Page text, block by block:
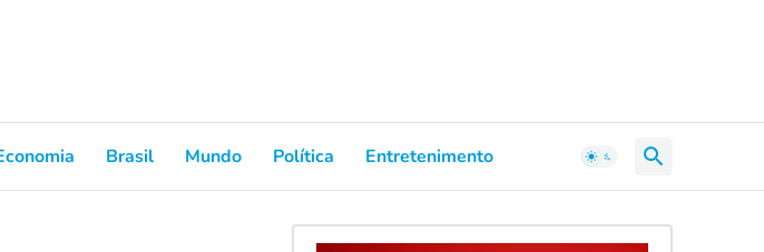
Brasil Mundo Política Entretenimento